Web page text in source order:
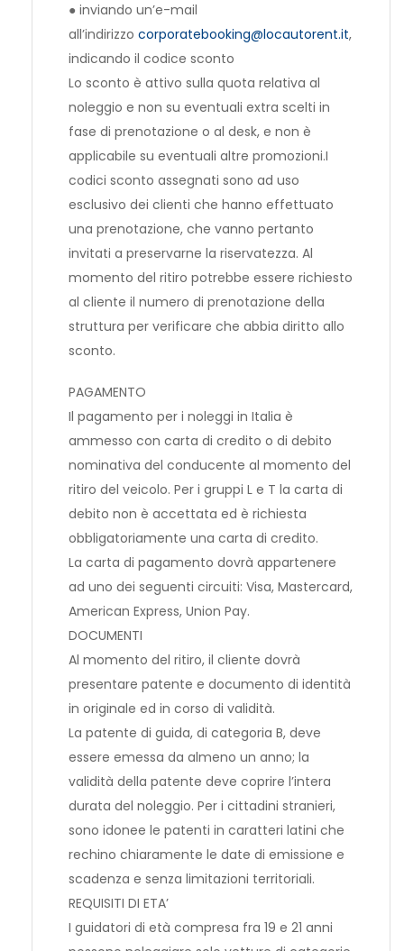
● inviando un’e-mail
all’indirizzo corporatebooking@locautorent.it,
indicando il codice sconto
Lo sconto è attivo sulla quota relativa al
noleggio e non su eventuali extra scelti in
fase di prenotazione o al desk, e non è
applicabile su eventuali altre promozioni.I
codici sconto assegnati sono ad uso
esclusivo dei clienti che hanno effettuato
una prenotazione, che vanno pertanto
invitati a preservarne la riservatezza. Al
momento del ritiro potrebbe essere richiesto
al cliente il numero di prenotazione della
struttura per verificare che abbia diritto allo
sconto.
PAGAMENTO
Il pagamento per i noleggi in Italia è
ammesso con carta di credito o di debito
nominativa del conducente al momento del
ritiro del veicolo. Per i gruppi L e T la carta di
debito non è accettata ed è richiesta
obbligatoriamente una carta di credito.
La carta di pagamento dovrà appartenere
ad uno dei seguenti circuiti: Visa, Mastercard,
American Express, Union Pay.
DOCUMENTI
Al momento del ritiro, il cliente dovrà
presentare patente e documento di identità
in originale ed in corso di validità.
La patente di guida, di categoria B, deve
essere emessa da almeno un anno; la
validità della patente deve coprire l’intera
durata del noleggio. Per i cittadini stranieri,
sono idonee le patenti in caratteri latini che
rechino chiaramente le date di emissione e
scadenza e senza limitazioni territoriali.
REQUISITI DI ETA’
I guidatori di età compresa fra 19 e 21 anni